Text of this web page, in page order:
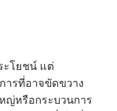
ะโยชน์ แต่
ารที่อาจขัดขวาง
ญ่หรือกระบวนการ